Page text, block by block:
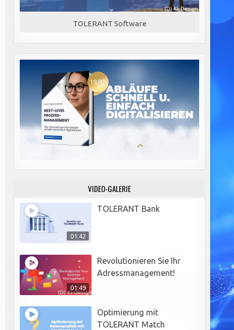
TOLERANT Software
VIDEO-GALERIE
01:42
TOLERANT Bank
01:49
Revolutionieren Sie Ihr
Adressmanagement!
Optimierung mit
TOLERANT Match